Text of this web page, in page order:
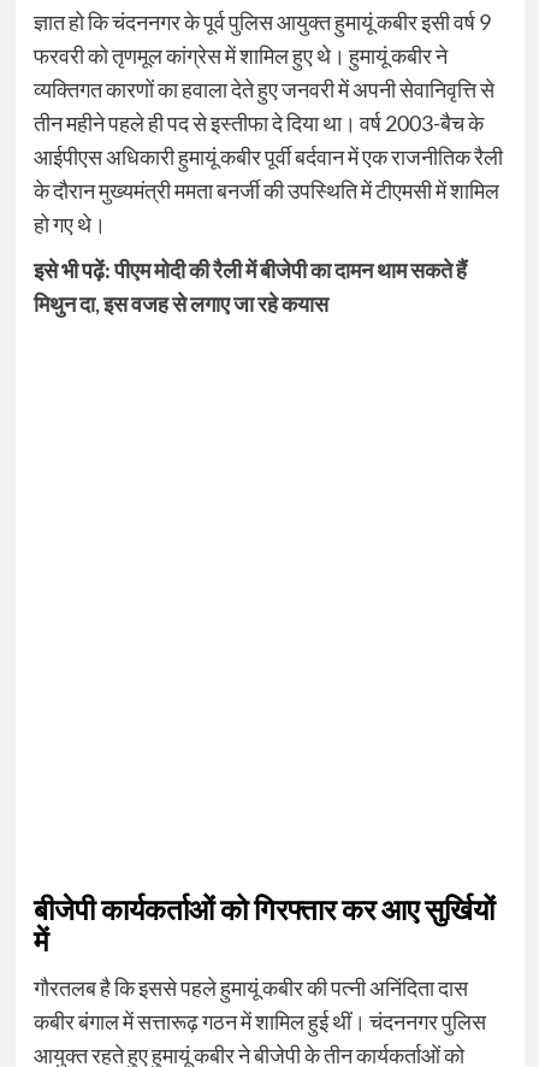
ज्ञात हो कि चंदननगर के पूर्व पुलिस आयुक्त हुमायूं कबीर इसी वर्ष 9
फरवरी को तृणमूल कांग्रेस में शामिल हुए थे। हुमायूं कबीर ने
व्यक्तिगत कारणों का हवाला देते हुए जनवरी में अपनी सेवानिवृत्ति से
तीन महीने पहले ही पद से इस्तीफा दे दिया था। वर्ष 2003-बैच के
आईपीएस अधिकारी हुमायूं कबीर पूर्वी बर्दवान में एक राजनीतिक रैली
के दौरान मुख्यमंत्री ममता बनर्जी की उपस्थिति में टीएमसी में शामिल
हो गए थे।
इसे भी पढ़ें:पीएम मोदी की रैली में बीजेपी का दामन थाम सकते हैं
मिथुन दा, इस वजह से लगाए जा रहे कयास
बीजेपी कार्यकर्ताओं को गिरफ्तार कर आए सुर्खियों
में
गौरतलब है कि इससे पहले हुमायूं कबीर की पत्नी अनिंदिता दास
कबीर बंगाल में सत्तारूढ़ गठन में शामिल हुई थीं। चंदननगर पुलिस
आयुक्त रहते हुए हुमायूं कबीर ने बीजेपी के तीन कार्यकर्ताओं को